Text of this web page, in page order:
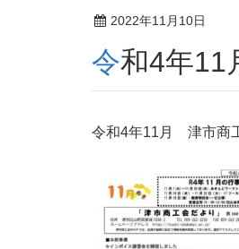
2022年11月10日
令和4年
令和4年11月 津市商